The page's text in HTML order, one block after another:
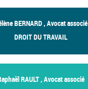
BERNARD , Avocat associé
DROIT DU TRAVAIL
RAULT , Avocat associé